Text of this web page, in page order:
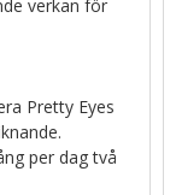
verkan för
Pretty Eyes
per dag två